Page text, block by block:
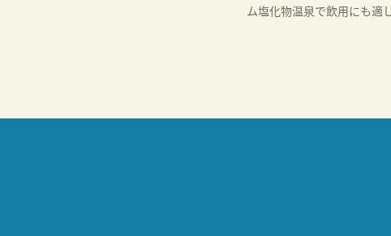
ム塩化物温泉で飲用にも適